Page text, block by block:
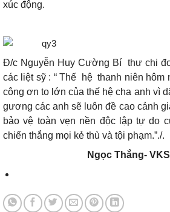
xúc động.
Đ/c Nguyễn Huy Cường Bí thư chi
các liệt sỹ : “ Thế hệ thanh niên hôm
công ơn to lớn của thế hệ cha anh vì
gương các anh sẽ luôn đề cao cảnh
bảo vệ toàn vẹn nền độc lập tự do
chiến thắng mọi kẻ thù và tội phạm.”./.
Ngọc Thắng-